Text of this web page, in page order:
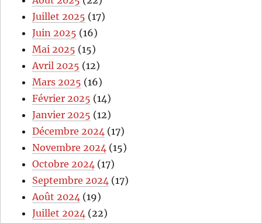
Juillet 2025 (17)
Juin 2025 (16)
Mai 2025 (15)
Avril 2025 (12)
Mars 2025 (16)
Février 2025 (14)
Janvier 2025 (12)
Décembre 2024 (17)
Novembre 2024 (15)
Octobre 2024 (17)
Septembre 2024 (17)
Août 2024 (19)
Juillet 2024 (22)